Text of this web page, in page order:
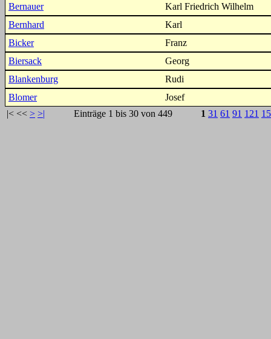
Bernauer
Karl Friedrich Wilhelm
Bernhard
Karl
Bicker
Franz
Biersack
Georg
Blankenburg
Rudi
Blomer
Josef
|< << > >| Einträge 1 bis 30 von 449 1 31 61 91 121